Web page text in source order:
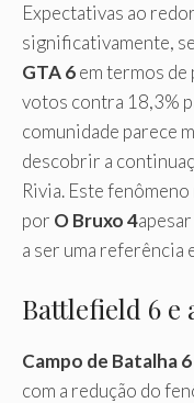
Expectativas ao redor
significativamente,
GTA 6em termos
votos contra 18,3%
comunidade parece
descobrir a
Rivia. Este
por O Bruxo 4
a ser uma referência
Battlefield 6 e
Campo de Batalha 6
com a redução do